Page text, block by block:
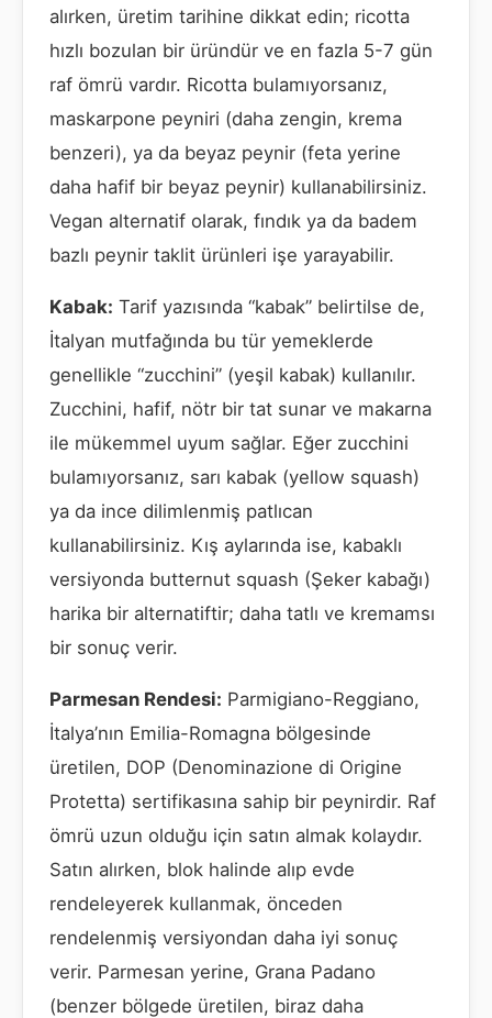
alırken, üretim tarihine dikkat edin; ricotta
hızlı bozulan bir üründür ve en fazla 5-7 gün
raf ömrü vardır. Ricotta bulamıyorsanız,
maskarpone peyniri (daha zengin, krema
benzeri), ya da beyaz peynir (feta yerine
daha hafif bir beyaz peynir) kullanabilirsiniz.
Vegan alternatif olarak, fındık ya da badem
bazlı peynir taklit ürünleri işe yarayabilir.
Kabak: Tarif yazısında “kabak” belirtilse de,
İtalyan mutfağında bu tür yemeklerde
genellikle “zucchini” (yeşil kabak) kullanılır.
Zucchini, hafif, nötr bir tat sunar ve makarna
ile mükemmel uyum sağlar. Eğer zucchini
bulamıyorsanız, sarı kabak (yellow squash)
ya da ince dilimlenmiş patlıcan
kullanabilirsiniz. Kış aylarında ise, kabaklı
versiyonda butternut squash (Şeker kabağı)
harika bir alternatiftir; daha tatlı ve kremamsı
bir sonuç verir.
Parmesan Rendesi: Parmigiano-Reggiano,
İtalya’nın Emilia-Romagna bölgesinde
üretilen, DOP (Denominazione di Origine
Protetta) sertifikasına sahip bir peynirdir. Raf
ömrü uzun olduğu için satın almak kolaydır.
Satın alırken, blok halinde alıp evde
rendeleyerek kullanmak, önceden
rendelenmiş versiyondan daha iyi sonuç
verir. Parmesan yerine, Grana Padano
(benzer bölgede üretilen, biraz daha